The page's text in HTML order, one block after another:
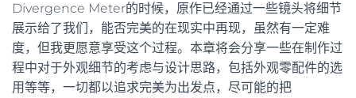
Divergence Meter的时候，原作已经通过一些镜头将细节
展示给了我们，能否完美的在现实中再现，虽然有一定难
度，但我更愿意享受这个过程。本章将会分享一些在制作过
程中对于外观细节的考虑与设计思路，包括外观零配件的选
用等等，一切都以追求完美为出发点，尽可能的把